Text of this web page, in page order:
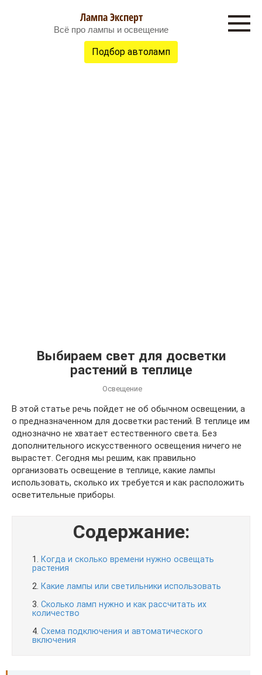
Лампа Эксперт
Всё про лампы и освещение
Подбор автоламп
Выбираем свет для досветки
растений в теплице
Освещение
В этой статье речь пойдет не об обычном освещении, а
о предназначенном для досветки растений. В теплице им
однозначно не хватает естественного света. Без
дополнительного искусственного освещения ничего не
вырастет. Сегодня мы решим, как правильно
организовать освещение в теплице, какие лампы
использовать, сколько их требуется и как расположить
осветительные приборы.
Содержание:
1.
Когда и сколько времени нужно освещать
растения
2.
Какие лампы или светильники использовать
3. Сколько ламп нужно и как рассчитать их
количество
4. Схема подключения и автоматического
включения